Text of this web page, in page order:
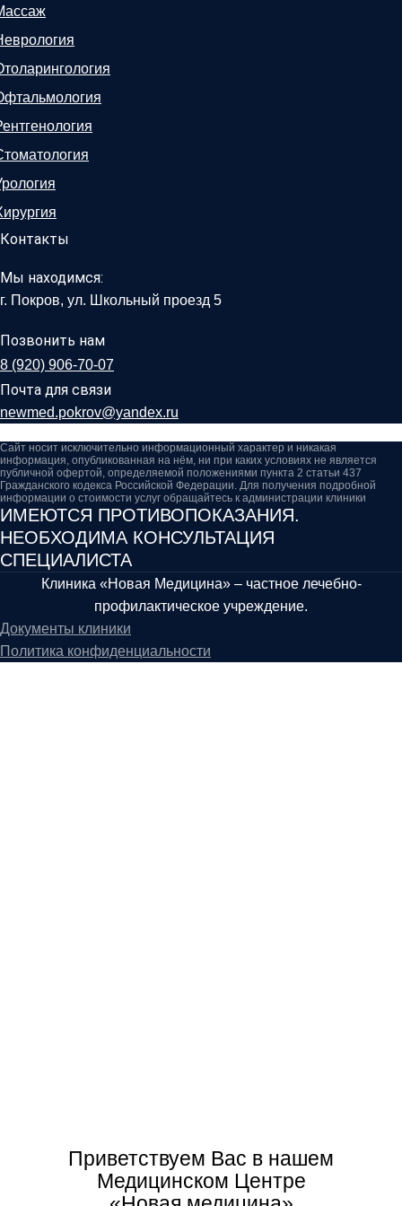
Контакты
Мы находимся:
г. Покров, ул. Школьный проезд 5
Позвонить нам
8 (920) 906-70-07
Почта для связи
newmed.pokrov@yandex.ru
Сайт носит исключительно информационный характер и никакая
информация, опубликованная на нём, ни при каких условиях не является
публичной офертой, определяемой положениями пункта 2 статьи 437
Гражданского кодекса Российской Федерации. Для получения подробной
информации о стоимости услуг обращайтесь к администрации клиники
ИМЕЮТСЯ ПРОТИВОПОКАЗАНИЯ.
НЕОБХОДИМА КОНСУЛЬТАЦИЯ
СПЕЦИАЛИСТА
Клиника «Новая Медицина» – частное лечебно-
профилактическое учреждение.
Документы клиники
Политика конфиденциальности
Приветствуем Вас в нашем
Медицинском Центре